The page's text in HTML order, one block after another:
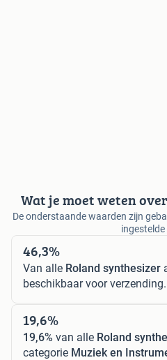
Wat je moet weten
De onderstaande waarden zijn
46,3%
Van alle Roland synthesizer
beschikbaar voor verzending.
19,6%
19,6% van alle Roland
categorie Muziek en